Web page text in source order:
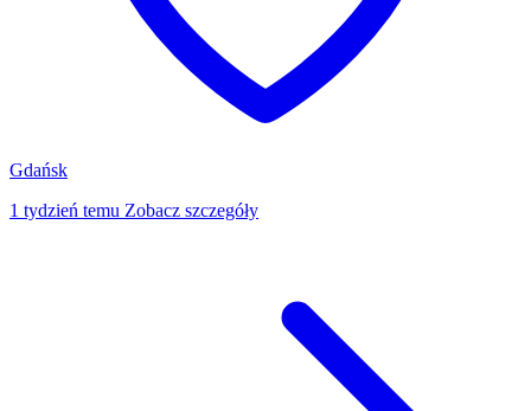
Gdańsk
1 tydzień temu Zobacz szczegóły